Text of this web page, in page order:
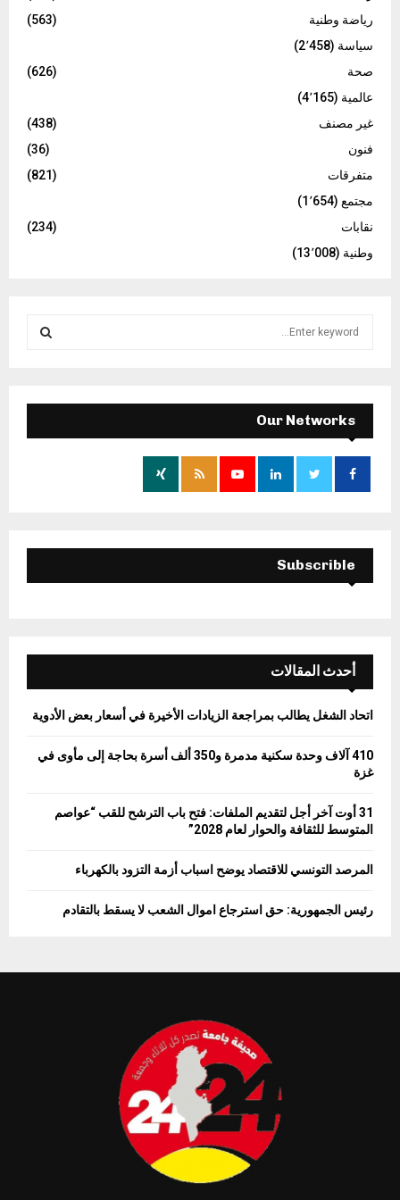
رياضة وطنية
(563)
سياسة (2٬458)
صحة
(626)
عالمية (4٬165)
غير مصنف
(438)
فنون
(36)
متفرقات
(821)
مجتمع (1٬654)
نقابات
(234)
وطنية (13٬008)
f
o
E
A
H
Our Networks
Subscrible
أحدث المقالات
اتحاد الشغل يطالب بمراجعة الزيادات الأخيرة في أسعار بعض الأدوية
410 آلاف وحدة سكنية مدمرة و350 ألف أسرة بحاجة إلى مأوى في
غزة
31 أوت آخر أجل لتقديم الملفات: فتح باب الترشح للقب “عواصم
المتوسط للثقافة والحوار لعام 2028”
المرصد التونسي للاقتصاد يوضح اسباب أزمة التزود بالكهرباء
رئيس الجمهورية: حق استرجاع اموال الشعب لا يسقط بالتقادم